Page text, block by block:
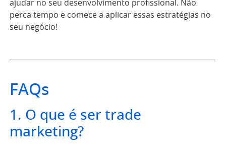
ajudar no seu desenvolvimento profissional. Não
perca tempo e comece a aplicar essas estratégias no
seu negócio!
FAQs
1. O que é ser trade
marketing?